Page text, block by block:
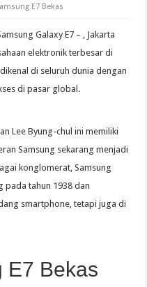
E7 Bekas
Galaxy E7 – , Jakarta
elektronik terbesar di
di seluruh dunia dengan
di pasar global.
Lee Byung-chul ini memiliki
Samsung sekarang menjadi
konglomerat, Samsung
pada tahun 1938 dan
smartphone, tetapi juga di
E7 Bekas